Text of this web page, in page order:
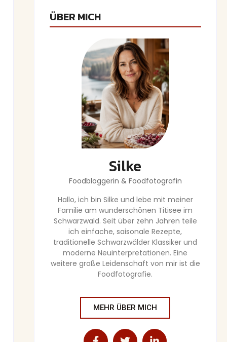
ÜBER MICH
Silke
Foodbloggerin & Foodfotografin
Hallo, ich bin Silke und lebe mit meiner
Familie am wunderschönen Titisee im
Schwarzwald. Seit über zehn Jahren teile
ich einfache, saisonale Rezepte,
traditionelle Schwarzwälder Klassiker und
moderne Neuinterpretationen. Eine
weitere große Leidenschaft von mir ist die
Foodfotografie.
MEHR ÜBER MICH